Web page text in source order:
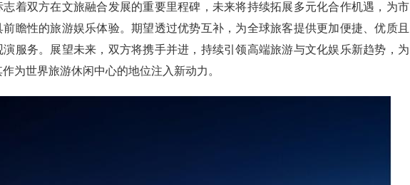
志着双方在文旅融合发展的重要里程碑，未来将持续拓展多元化合作机遇，为市
前瞻性的旅游娱乐体验。期望透过优势互补，为全球旅客提供更加便捷、优质且
演服务。展望未来，双方将携手并进，持续引领高端旅游与文化娱乐新趋势，为
为世界旅游休闲中心的地位注入新动力。